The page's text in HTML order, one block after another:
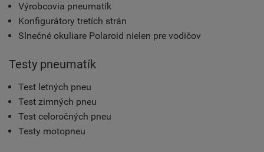
Výrobcovia pneumatík
Konfigurátory tretích strán
Slnečné okuliare Polaroid nielen pre vodičov
Testy pneumatík
Test letných pneu
Test zimných pneu
Test celoročných pneu
Testy motopneu